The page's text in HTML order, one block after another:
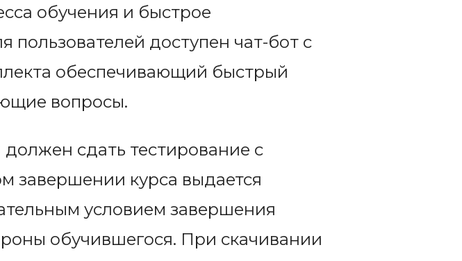
обучения и быстрое
пользователей доступен чат-бот с
обеспечивающий быстрый
вопросы.
сдать тестирование с
завершении курса выдается
условием завершения
обучившегося. При скачивании